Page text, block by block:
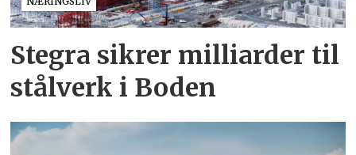
Stegra sikrer milliarder til
stålverk i Boden